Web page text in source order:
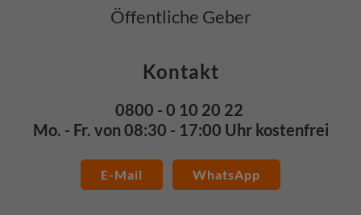
Öffentliche Geber
Kontakt
0800 - 0 10 20 22
Mo. - Fr. von 08:30 - 17:00 Uhr kostenfrei
E-Mail WhatsApp